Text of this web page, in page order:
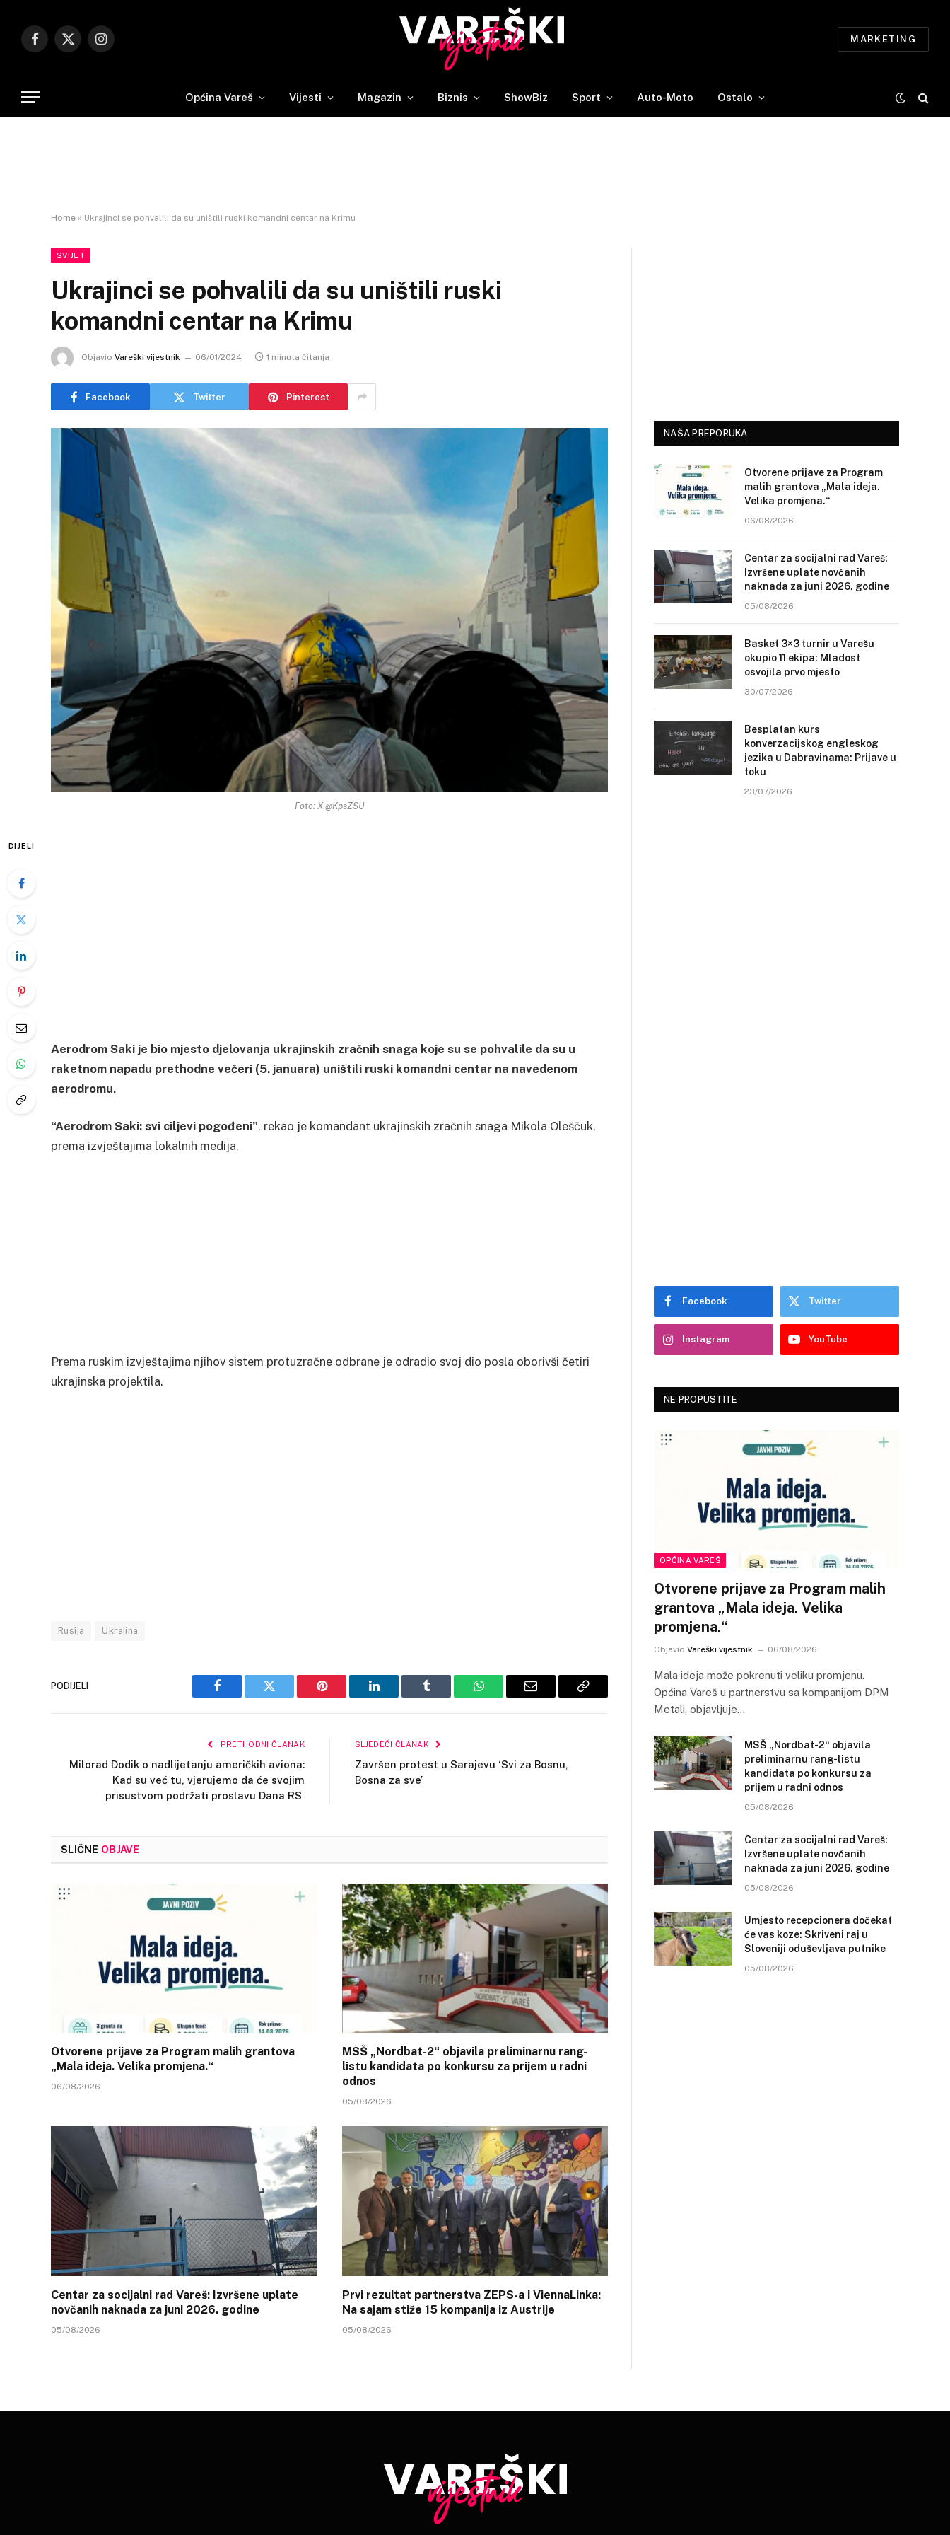
Facebook
X
Instagram
MARKETING
Općina Vareš Vijesti Magazin Biznis ShowBiz Sport Auto-Moto Ostalo
Home » Ukrajinci se pohvalili da su uništili ruski komandni centar na Krimu
SVIJET
Ukrajinci se pohvalili da su uništili ruski
komandni centar na Krimu
Objavio Vareški vijestnik 06/01/2024 1 minuta čitanja
Facebook Twitter Pinterest
Foto: X @KpsZSU
DIJELI
Aerodrom Saki je bio mjesto djelovanja ukrajinskih zračnih snaga koje su se pohvalile da su u
raketnom napadu prethodne večeri (5. januara) uništili ruski komandni centar na navedenom
aerodromu.
“Aerodrom Saki: svi ciljevi pogođeni”, rekao je komandant ukrajinskih zračnih snaga Mikola Oleščuk,
prema izvještajima lokalnih medija.
Prema ruskim izvještajima njihov sistem protuzračne odbrane je odradio svoj dio posla oborivši četiri
ukrajinska projektila.
Rusija Ukrajina
PODIJELI
Facebook Twitter Pinterest LinkedIn Tumblr WhatsAppEmail
Copy
PRETHODNI ČLANAK
Milorad Dodik o nadlijetanju američkih aviona:
Kad su već tu, vjerujemo da će svojim
prisustvom podržati proslavu Dana RS
SLJEDEĆI ČLANAK
Završen protest u Sarajevu ‘Svi za Bosnu,
Bosna za sve’
SLIČNE OBJAVE
Otvorene prijave za Program malih grantova
„Mala ideja. Velika promjena.“
06/08/2026
MSŠ „Nordbat-2“ objavila preliminarnu rang-
listu kandidata po konkursu za prijem u radni
odnos
05/08/2026
Centar za socijalni rad Vareš: Izvršene uplate
novčanih naknada za juni 2026. godine
05/08/2026
Prvi rezultat partnerstva ZEPS-a i ViennaLinka:
Na sajam stiže 15 kompanija iz Austrije
05/08/2026
NAŠA PREPORUKA
Otvorene prijave za Program
malih grantova „Mala ideja.
Velika promjena.“
06/08/2026
Centar za socijalni rad Vareš:
Izvršene uplate novčanih
naknada za juni 2026. godine
05/08/2026
Basket 3×3 turnir u Varešu
okupio 11 ekipa: Mladost
osvojila prvo mjesto
30/07/2026
Besplatan kurs
konverzacijskog engleskog
jezika u Dabravinama: Prijave u
toku
23/07/2026
Facebook Twitter
Instagram YouTube
NE PROPUSTITE
OPĆINA VAREŠ
Otvorene prijave za Program malih
grantova „Mala ideja. Velika
promjena.“
Objavio Vareški vijestnik 06/08/2026
Mala ideja može pokrenuti veliku promjenu.
Općina Vareš u partnerstvu sa kompanijom DPM
Metali, objavljuje…
MSŠ „Nordbat-2“ objavila
preliminarnu rang-listu
kandidata po konkursu za
prijem u radni odnos
05/08/2026
Centar za socijalni rad Vareš:
Izvršene uplate novčanih
naknada za juni 2026. godine
05/08/2026
Umjesto recepcionera dočekat
će vas koze: Skriveni raj u
Sloveniji oduševljava putnike
05/08/2026